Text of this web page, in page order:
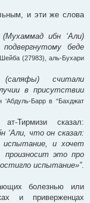
и эти же слова
ибн ‘Али)
беде
(27983), аль-Бухари
считали
в присутствии
‘Абдуль-Барр в “Бахджат
Тирмизи сказал:
‘Али, что он сказал:
испытание, и хочет
это про
испытание»”.
болезнью или
и приверженцах